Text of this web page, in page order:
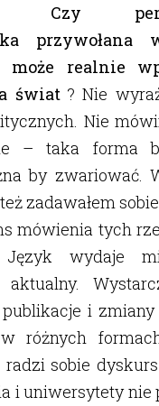
Czy
przywołana
może realnie
świat ? Nie
Nie
– taka forma
by zwariować.
zadawałem
mówienia tych
wydaje
aktualny.
i zmiany
różnych
sobie dyskurs
i uniwersytety nie